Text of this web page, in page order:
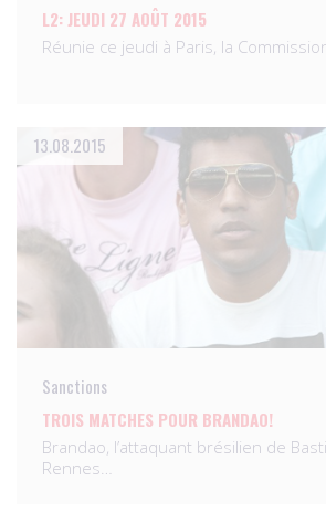
L2: JEUDI 27 AOÛT 2015
Réunie ce jeudi à Paris, la
13.08.2015
Sanctions
TROIS MATCHES POUR BRANDAO!
Brandao, l’attaquant brésilien de
Rennes…